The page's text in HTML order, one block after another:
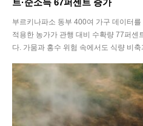
트·순소득 67퍼센트 증가
부르키나파소 동부 400여 가구 데이터
적용한 농가가 관행 대비 수확량 77퍼센
다. 가뭄과 홍수 위험 속에서도 식량 비